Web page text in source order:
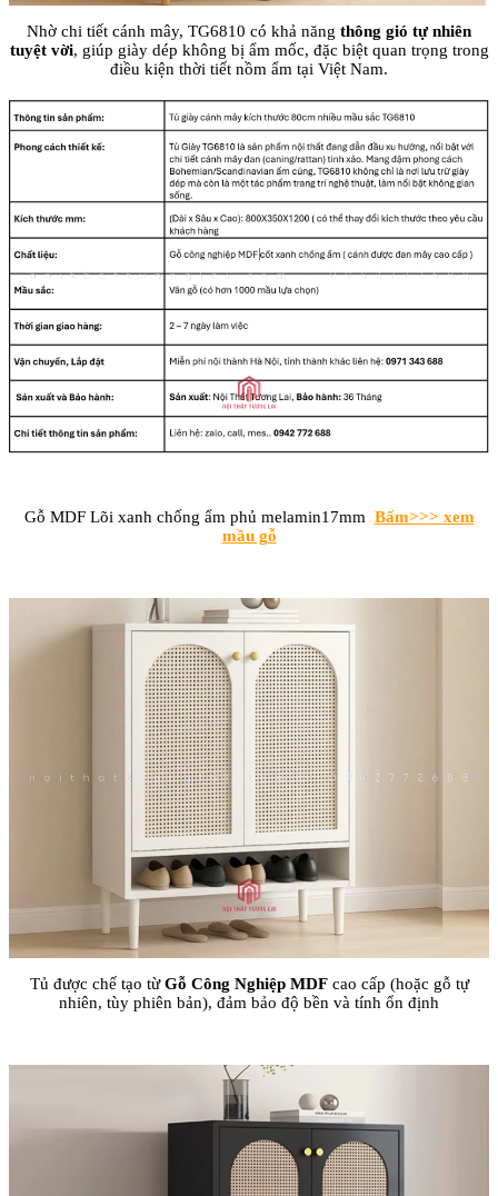
Nhờ chi tiết cánh mây, TG6810 có khả năng thông gió tự nhiên
tuyệt vời, giúp giày dép không bị ẩm mốc, đặc biệt quan trọng trong
điều kiện thời tiết nồm ẩm tại Việt Nam.
Gỗ MDF Lõi xanh chống ẩm phủ melamin17mm Bấm>>> xem
mầu gỗ
Tủ được chế tạo từGỗ Công Nghiệp MDFcao cấp (hoặc gỗ tự
nhiên, tùy phiên bản), đảm bảo độ bền và tính ổn định